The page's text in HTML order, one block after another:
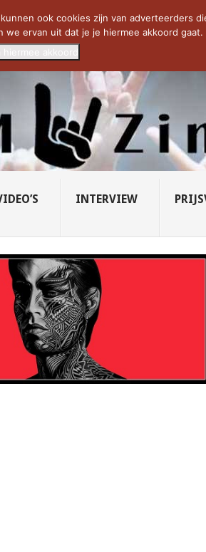
SAVATAGE KOMT TERUG IN 0... CD
INTERVIEW
ook cookies zijn van adverteerders
ervan uit dat je je hiermee akkoord gaat.
hiermee akkoord